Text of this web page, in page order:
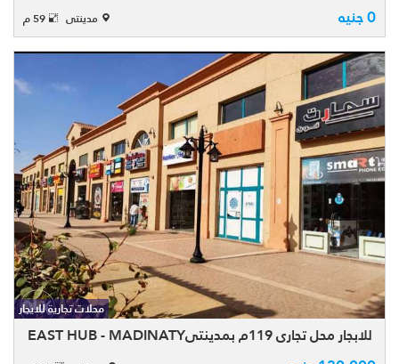
0 جنيه مدينتى 59 م
محل تجاري للإيجار بإيست هب مدينتي، ترخيص
تجاري، تشطيب Core & Shell، بمساحة 119
متر مربع، مناسب لمختلف الأنشطة التجارية،
ويقع في موقع مميز وحيوي داخل East Hub
مدينتي م ...
محلات تجارية للايجار
للابجار محل تجاري 119م بمدينتيEAST HUB - MADINATY